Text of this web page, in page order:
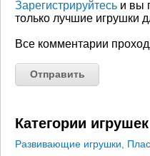
Зарегистрируйтесь и вы
только лучшие игрушки
Все комментарии
Категории игрушек
Развивающие игрушки